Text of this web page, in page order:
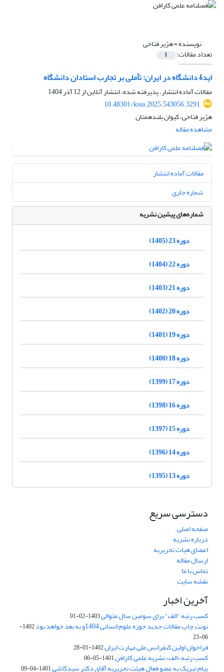
نویسنده =هژیر فتاحی
تعداد مقالات: 1
ایدۀ دانشگاه در ایران: تأملی بر تجارب استادان دانشگاه
مقالات آماده انتشار، پذیرفته شده، انتشار آنلاین از12 آذر 1404
10.48301/kssa.2025.543056.3291
هژیر فتاحی، کیوان بلندهمتان
مشاهده مقاله
مقالات آماده انتشار
شماره جاری
شماره‌های پیشین نشریه
دوره 23 (1405)
دوره 22 (1404)
دوره 21 (1403)
دوره 20 (1402)
دوره 19 (1401)
دوره 18 (1400)
دوره 17 (1399)
دوره 16 (1398)
دوره 15 (1397)
دوره 14 (1396)
دوره 13 (1395)
دسترسی سریع
صفحه اصلی
درباره نشریه
اعضای هیات تحریریه
ارسال مقاله
تماس با ما
نقشه سایت
آخرین اخبار
کسب رتبه "الف" برای سومین سال متوالی1403-02-01
نوبت چاپ مقالات جدید حوزه علوم انسانی 1404و به بعد خواهد بود
1402-
06-23
فراخوان اولین کنفرانس ملی مهارت ایران1402-01-28
کسب رتبه «الف» نشریه علمی کارافن1401-05-06
پیام تبریک به عضو فعال هیئت تحریریه آقای دکتر سیدکاشی1401-04-09